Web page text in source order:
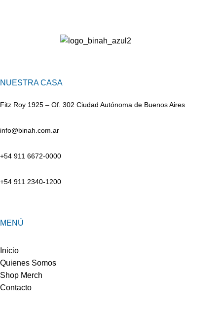
NUESTRA CASA
Fitz Roy 1925 – Of. 302 Ciudad Autónoma de Buenos Aires
info@binah.com.ar
+54 911 6672-0000
+54 911 2340-1200
MENÚ
Inicio
Quienes Somos
Shop Merch
Contacto